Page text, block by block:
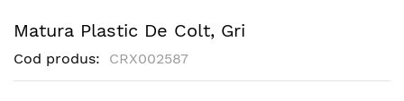
Matura Plastic De Colt, Gri
Cod produs CRX002587